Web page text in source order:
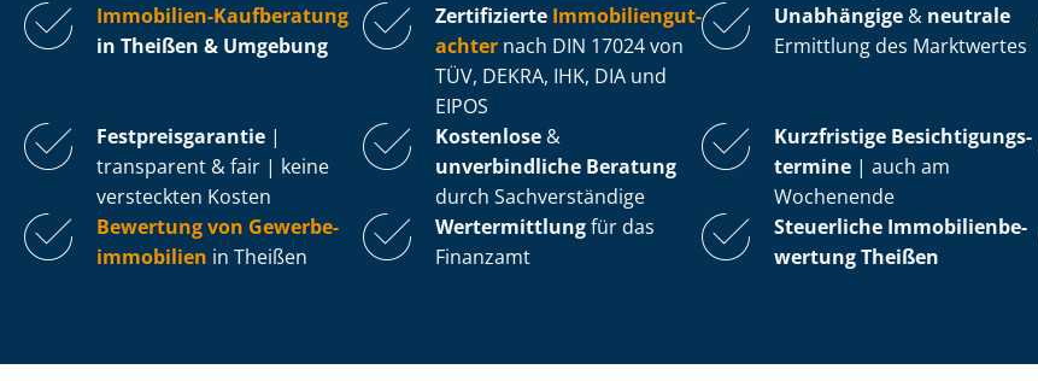
Immobilien-Kaufberatung
in Theißen & Umgebung
Zertifizierte Im­mo­bi­li­en­gut­
ach­ter nach DIN 17024 von
TÜV, DEKRA, IHK, DIA und
EIPOS
Unabhängige & neutrale
Ermittlung des Marktwertes
Fest­preis­ga­ran­tie |
transparent & fair | keine
versteckten Kosten
Kostenlose &
unverbindliche Beratung
durch Sachverständige
Kurzfristige Be­sich­ti­gungs­
ter­mi­ne | auch am
Wochenende
Bewertung von Ge­wer­be­
im­mo­bi­li­en in Theißen
Wertermittlungfür das
Finanzamt
Steuerliche Im­mo­bi­li­en­be­
wer­tungTheißen